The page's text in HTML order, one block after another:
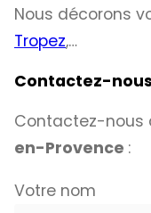
Nous décorons
Tropez,…
Contactez-nous
Contactez-nous
en-Provence :
Votre nom